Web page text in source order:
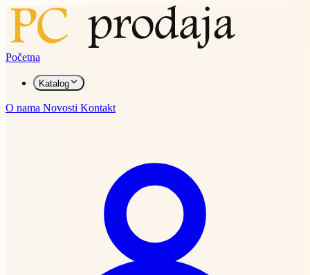
Početna
Katalog
O nama Novosti Kontakt